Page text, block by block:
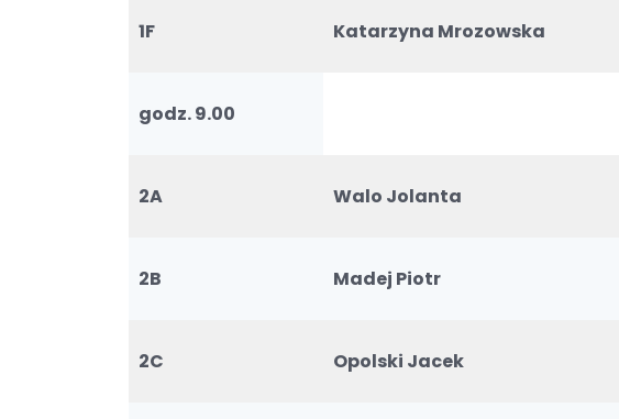
1F Katarzyna Mrozowska
godz. 9.00
2A Walo Jolanta
2B Madej Piotr
2C Opolski Jacek